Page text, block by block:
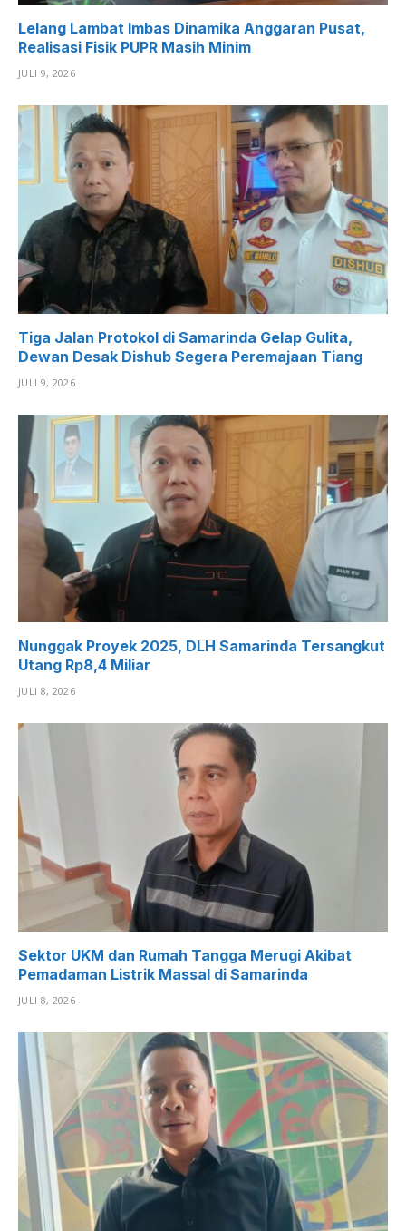
Lelang Lambat Imbas Dinamika Anggaran Pusat,
Realisasi Fisik PUPR Masih Minim
JULI 9, 2026
Tiga Jalan Protokol di Samarinda Gelap Gulita,
Dewan Desak Dishub Segera Peremajaan Tiang
JULI 9, 2026
Nunggak Proyek 2025, DLH Samarinda Tersangkut
Utang Rp8,4 Miliar
JULI 8, 2026
Sektor UKM dan Rumah Tangga Merugi Akibat
Pemadaman Listrik Massal di Samarinda
JULI 8, 2026